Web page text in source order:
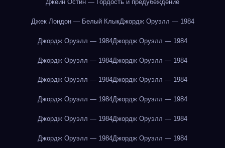
Джейн Остин — Гордость и предубеждение
Джек Лондон — Белый КлыкДжордж Оруэлл — 1984
Джордж Оруэлл — 1984Джордж Оруэлл — 1984
Джордж Оруэлл — 1984Джордж Оруэлл — 1984
Джордж Оруэлл — 1984Джордж Оруэлл — 1984
Джордж Оруэлл — 1984Джордж Оруэлл — 1984
Джордж Оруэлл — 1984Джордж Оруэлл — 1984
Джордж Оруэлл — 1984Джордж Оруэлл — 1984